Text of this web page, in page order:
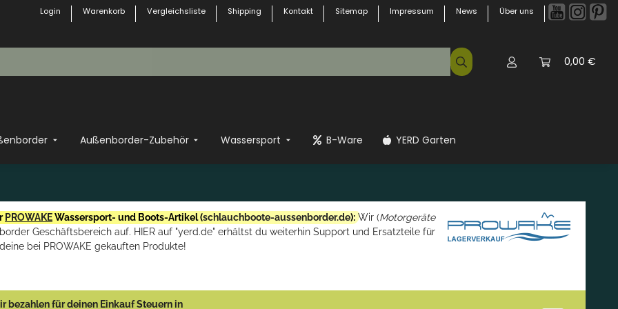
Login Warenkorb Vergleichsliste Shipping Kontakt Sitemap Impressum News Über uns
0,00 €
Außenborder-Zubehör Wassersport B-Ware YERD Garten
PROWAKEWassersport- und Boots-Artikel (schlauchboote-aussenborder.de): Wir (Motorgeräte
Geschäftsbereich auf. HIER auf "yerd.de" erhältst du weiterhin Support und Ersatzteile für
deine bei PROWAKE gekauften Produkte!
bezahlen für deinen Einkauf Steuern in